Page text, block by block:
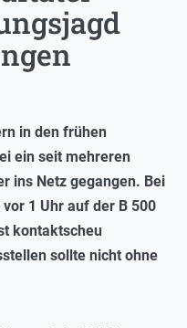
in den frühen
ein seit mehreren
ins Netz gegangen. Bei
1 Uhr auf der B 500
kontaktscheu
sollte nicht ohne